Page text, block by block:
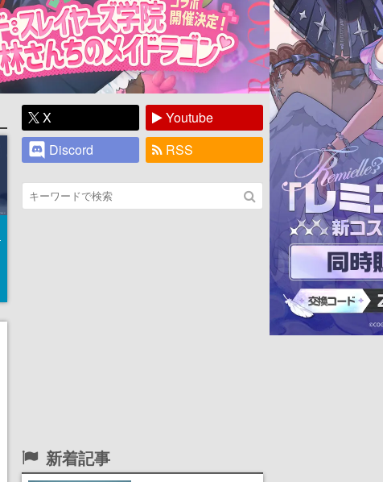
X
Youtube
Discord
RSS
新着記事